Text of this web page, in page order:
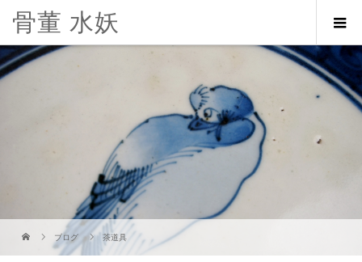
骨董 水妖
ブログ 茶道具